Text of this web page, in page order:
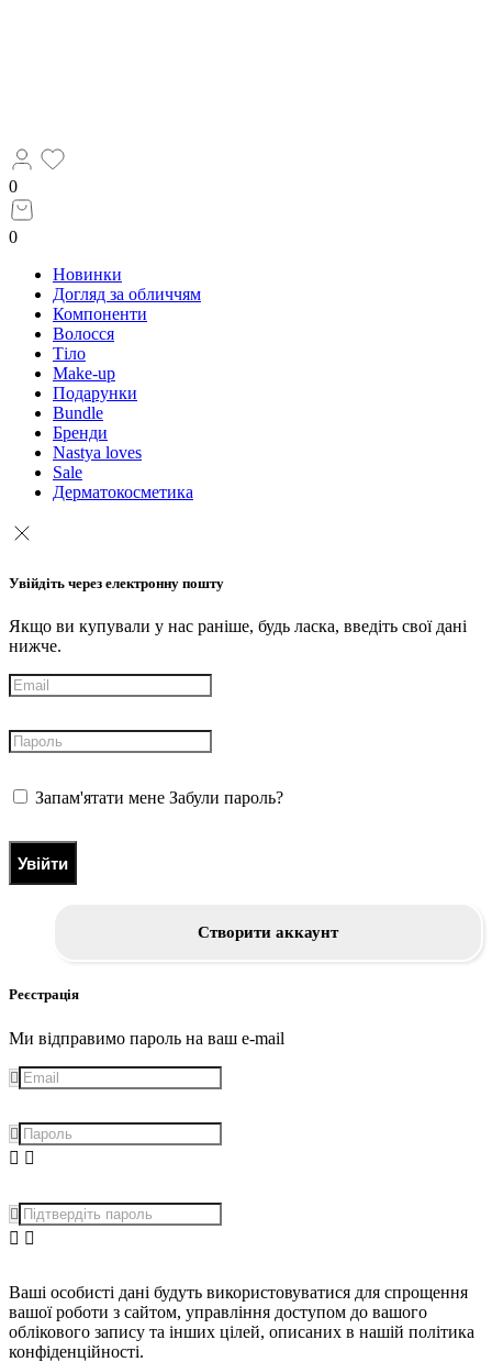
0
0
Новинки
Догляд за обличчям
Компоненти
Волосся
Тіло
Make-up
Подарунки
Bundle
Бренди
Nastya loves
Sale
Дерматокосметика
Увійдіть через електронну пошту
Якщо ви купували у нас раніше, будь ласка, введіть свої дані
нижче.
Запам'ятати мене Забули пароль?
Увійти
Створити аккаунт
Реєстрація
Ми відправимо пароль на ваш e-mail
Ваші особисті дані будуть використовуватися для спрощення
вашої роботи з сайтом, управління доступом до вашого
облікового запису та інших цілей, описаних в нашій політика
конфіденційності.